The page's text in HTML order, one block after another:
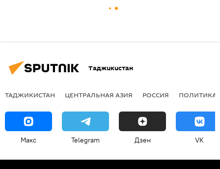
Таджикистан
ТАДЖИКИСТАН ЦЕНТРАЛЬНАЯ АЗИЯ РОССИЯ ПОЛИТИКА
Макс Telegram Дзен VK